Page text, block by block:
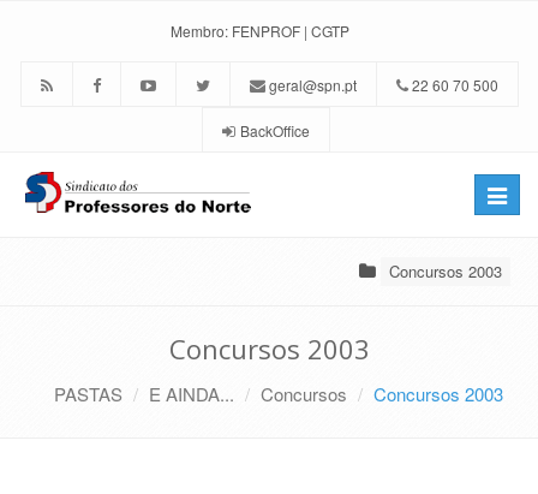
Membro: FENPROF | CGTP
geral@spn.pt 22 60 70 500
BackOffice
Toggle
Concursos 2003
Concursos 2003
PASTAS E AINDA... Concursos Concursos 2003